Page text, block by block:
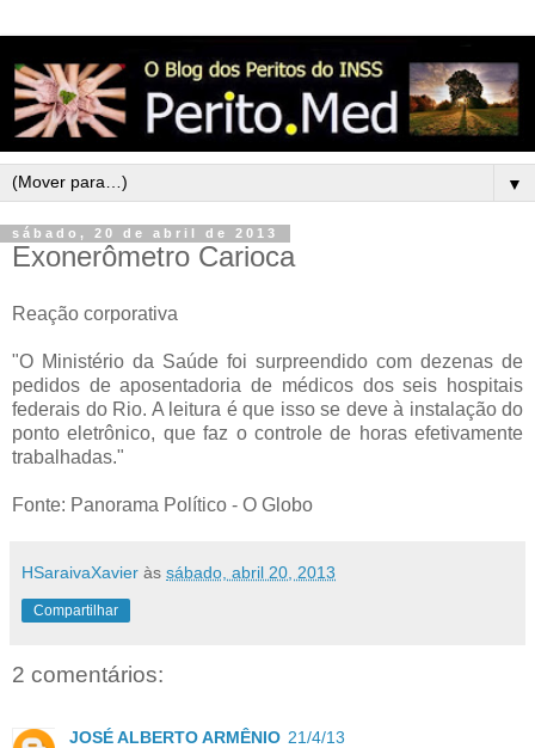
▼
sábado, 20 de abril de 2013
Exonerômetro Carioca
Reação corporativa
"O Ministério da Saúde foi surpreendido com dezenas de
pedidos de aposentadoria de médicos dos seis hospitais
federais do Rio. A leitura é que isso se deve à instalação do
ponto eletrônico, que faz o controle de horas efetivamente
trabalhadas."
Fonte: Panorama Político - O Globo
HSaraivaXavier às sábado, abril 20, 2013
Compartilhar
2 comentários:
JOSÉ ALBERTO ARMÊNIO 21/4/13